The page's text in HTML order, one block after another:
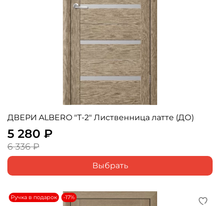
ДВЕРИ ALBERO "Т-2" Лиственница латте (ДО)
5 280 ₽
6 336 ₽
Выбрать
Ручка в подарок -17%